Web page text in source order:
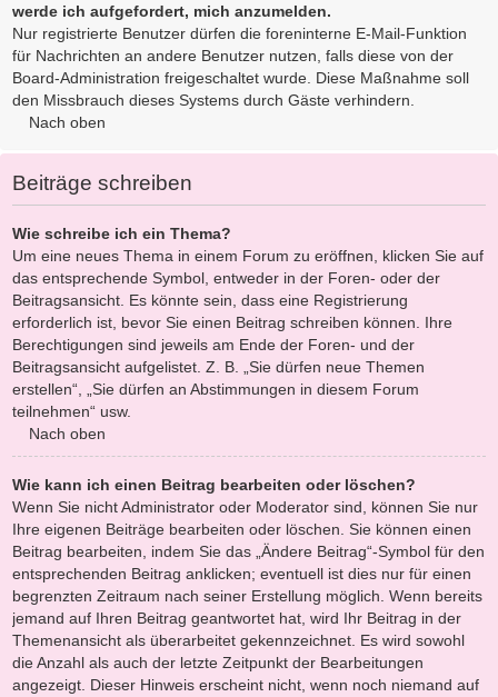
werde ich aufgefordert, mich anzumelden.
Nur registrierte Benutzer dürfen die foreninterne E-Mail-Funktion
für Nachrichten an andere Benutzer nutzen, falls diese von der
Board-Administration freigeschaltet wurde. Diese Maßnahme soll
den Missbrauch dieses Systems durch Gäste verhindern.
Nach oben
Beiträge schreiben
Wie schreibe ich ein Thema?
Um eine neues Thema in einem Forum zu eröffnen, klicken Sie auf
das entsprechende Symbol, entweder in der Foren- oder der
Beitragsansicht. Es könnte sein, dass eine Registrierung
erforderlich ist, bevor Sie einen Beitrag schreiben können. Ihre
Berechtigungen sind jeweils am Ende der Foren- und der
Beitragsansicht aufgelistet. Z. B. „Sie dürfen neue Themen
erstellen“, „Sie dürfen an Abstimmungen in diesem Forum
teilnehmen“ usw.
Nach oben
Wie kann ich einen Beitrag bearbeiten oder löschen?
Wenn Sie nicht Administrator oder Moderator sind, können Sie nur
Ihre eigenen Beiträge bearbeiten oder löschen. Sie können einen
Beitrag bearbeiten, indem Sie das „Ändere Beitrag“-Symbol für den
entsprechenden Beitrag anklicken; eventuell ist dies nur für einen
begrenzten Zeitraum nach seiner Erstellung möglich. Wenn bereits
jemand auf Ihren Beitrag geantwortet hat, wird Ihr Beitrag in der
Themenansicht als überarbeitet gekennzeichnet. Es wird sowohl
die Anzahl als auch der letzte Zeitpunkt der Bearbeitungen
angezeigt. Dieser Hinweis erscheint nicht, wenn noch niemand auf